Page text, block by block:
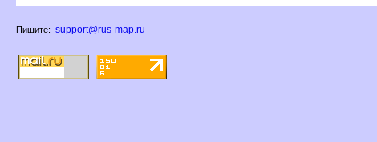
Пишите: support@rus-map.ru